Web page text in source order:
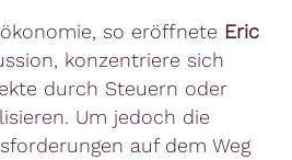
so eröffnete Eric
konzentriere sich
durch Steuern oder
Um jedoch die
auf dem Weg